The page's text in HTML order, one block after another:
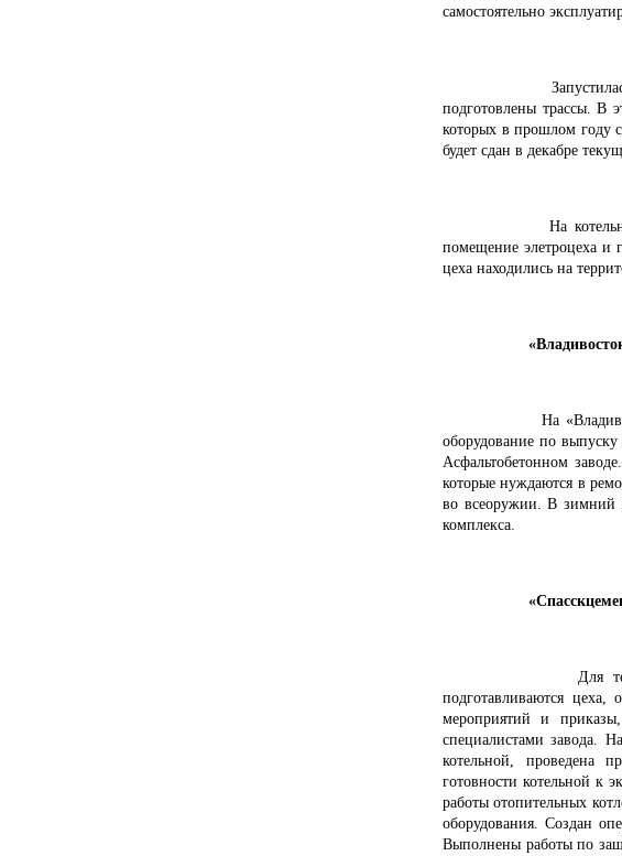
самостоятельно
подготовлены трассы. В
которых в прошлом году
будет сдан в декабре
На
помещение элетроцеха и
цеха находились на
На
оборудование по
Асфальтобетонном
которые нуждаются в
во всеоружии. В зимний
комплекса.
Для
подготавливаются цеха,
мероприятий и
специалистами завода.
котельной, проведена
готовности котельной к
работы отопительных
оборудования. Создан
Выполнены работы по